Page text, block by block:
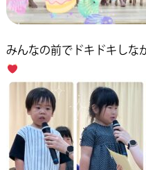
みんなの前でドキドキしな